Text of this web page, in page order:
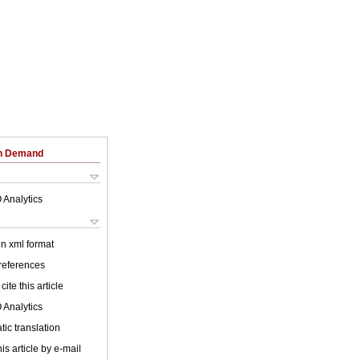
Demand
Analytics
xml format
this article
Analytics
translation
article by e-mail